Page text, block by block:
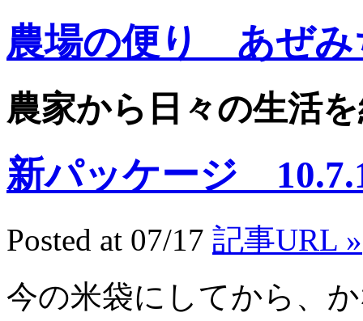
農場の便り あぜみ
農家から日々の生活
新パッケージ
Posted at 07/17 記事URL »
今の米袋にしてから、